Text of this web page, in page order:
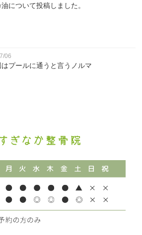
について投稿しました。
06
プールに通うと言うノルマ